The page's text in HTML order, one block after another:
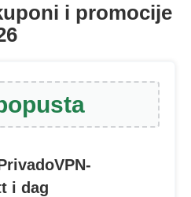
i promocije
i dag